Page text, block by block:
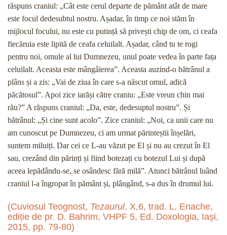
răspuns craniul: „Cât este cerul departe de pământ atât de mare
este focul dedesubtul nostru. Așadar, în timp ce noi stăm în
mijlocul focului, nu este cu putință să privești chip de om, ci ceafa
fiecăruia este lipită de ceafa celuilalt. Așadar, când tu te rogi
pentru noi, omule al lui Dumnezeu, unul poate vedea în parte fața
celuilalt. Aceasta este mângâierea”. Aceasta auzind-o bătrânul a
plâns și a zis: „Vai de ziua în care s-a născut omul, adică
păcătosul”. Apoi zice iarăși către craniu: „Este vreun chin mai
rău?” A răspuns craniul: „Da, este, dedesuptul nostru”. Și
bătrânul: „Și cine sunt acolo”. Zice craniul: „Noi, ca unii care nu
am cunoscut pe Dumnezeu, ci am urmat părinteștii înșelări,
suntem miluiți. Dar cei ce L-au văzut pe El și nu au crezut în El
sau, crezând din părinți și fiind botezați cu botezul Lui și după
aceea lepădându-se, se osândesc fără milă”. Atunci bătrânul luând
craniul l-a îngropat în pământ și, plângând, s-a dus în drumul lui.
(Cuviosul Teognost, Tezaurul, X,6, trad. L. Enache,
ediție de pr. D. Bahrim, VHPF 5, Ed. Doxologia, Iași,
2015, pp. 79-80)